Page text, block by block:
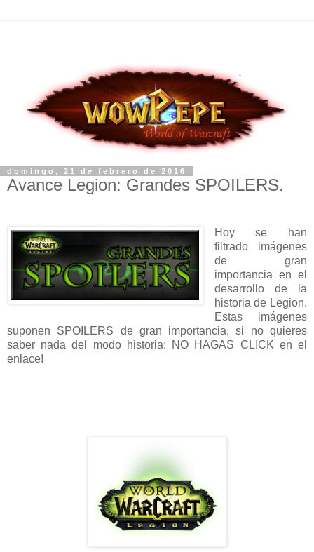
domingo, 21 de febrero de 2016
Avance Legion: Grandes SPOILERS.
Hoy se han
filtrado imágenes
de gran
importancia en el
desarrollo de la
historia de Legion.
Estas imágenes
suponen SPOILERS de gran importancia, si no quieres
saber nada del modo historia: NO HAGAS CLICK en el
enlace!